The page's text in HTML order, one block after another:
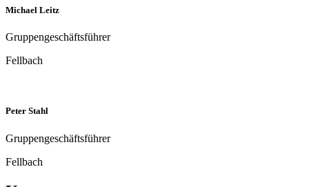
Technischer Geschäftsführer